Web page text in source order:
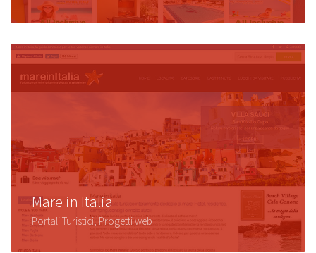
Mare in Italia
Portali Turistici, Progetti web